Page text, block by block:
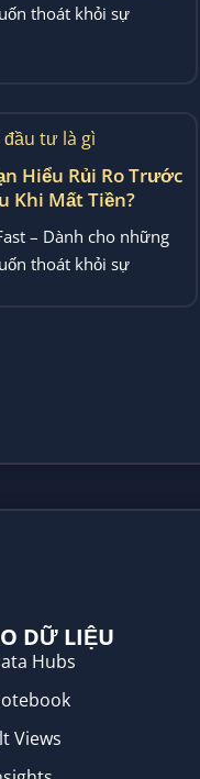
thoát khỏi sự
Hiểu Rủi Ro Trước
Khi Mất Tiền?
– Dành cho những
thoát khỏi sự
DỮ LIỆU
Hubs
Views